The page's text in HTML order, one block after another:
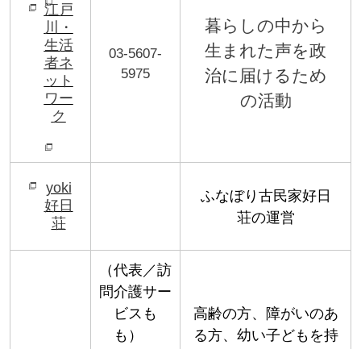
江戸
川・
生活
者ネ
ット
ワー
ク
03-5607-
5975
暮らしの中から
生まれた声を政
治に届けるため
の活動
yoki
好日
荘
ふなぼり古民家好日
荘の運営
（代表／訪
問介護サー
ビスも
も）
高齢の方、障がいのあ
る方、幼い子どもを持